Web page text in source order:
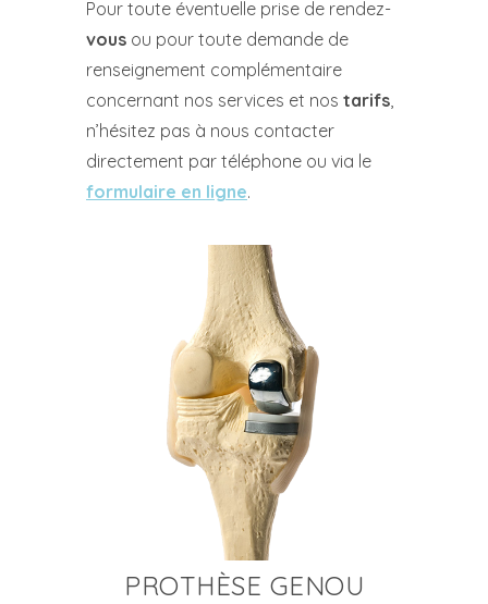
Pour toute éventuelle prise de rendez-
vous ou pour toute demande de
renseignement complémentaire
concernant nos services et nos tarifs,
n’hésitez pas à nous contacter
directement par téléphone ou via le
formulaire en ligne.
PROTHÈSE GENOU